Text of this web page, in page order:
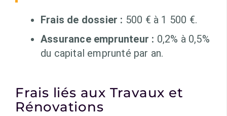
Frais de dossier : 500 € à 1 500 €.
Assurance emprunteur : 0,2% à 0,5%
du capital emprunté par an.
Frais liés aux Travaux et
Rénovations